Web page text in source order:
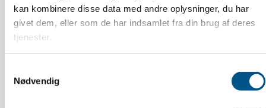
kan kombinere disse data med andre oplysninger, du har
givet dem, eller som de har indsamlet fra din brug af deres
tjenester.
Nødvendig